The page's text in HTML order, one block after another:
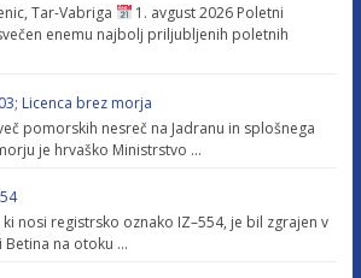
Tar-Vabriga
1. avgust 2026 Poletni
enemu najbolj priljubljenih poletnih
Licenca brez morja
pomorskih nesreč na Jadranu in splošnega
je hrvaško Ministrstvo …
ki nosi registrsko oznako IZ–554, je bil zgrajen v
Betina na otoku …